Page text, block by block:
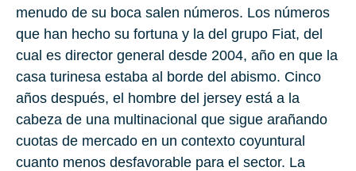
menudo de su boca salen números. Los números
que han hecho su fortuna y la del grupo Fiat, del
cual es director general desde 2004, año en que la
casa turinesa estaba al borde del abismo. Cinco
años después, el hombre del jersey está a la
cabeza de una multinacional que sigue arañando
cuotas de mercado en un contexto coyuntural
cuanto menos desfavorable para el sector. La